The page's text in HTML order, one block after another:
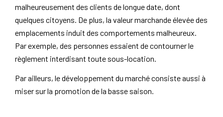
malheureusement des clients de longue date, dont
quelques citoyens. De plus, la valeur marchande élevée des
emplacements induit des comportements malheureux.
Par exemple, des personnes essaient de contourner le
règlement interdisant toute sous-location.
Par ailleurs, le développement du marché consiste aussi à
miser sur la promotion de la basse saison.